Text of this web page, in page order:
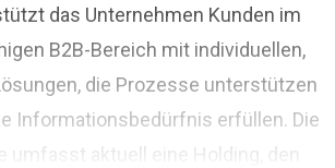
das Unternehmen Kunden im
B2B-Bereich mit individuellen,
die Prozesse unterstützen
Informationsbedürfnis erfüllen. Die
umfasst aktuell eine Holding, den